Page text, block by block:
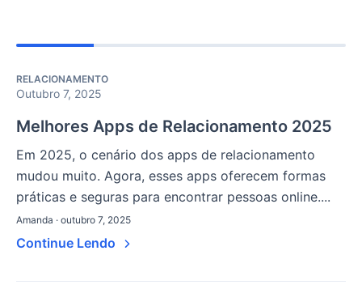
RELACIONAMENTO
Outubro 7, 2025
Melhores Apps de Relacionamento 2025
Em 2025, o cenário dos apps de relacionamento
mudou muito. Agora, esses apps oferecem formas
práticas e seguras para encontrar pessoas online....
Amanda · outubro 7, 2025
Continue Lendo